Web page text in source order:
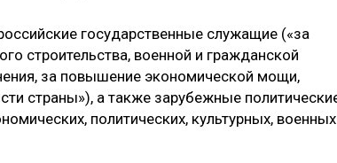
государственные служащие («за
строительства, военной и гражданской
за повышение экономической мощи,
страны»), а также зарубежные
политических, культурных, военных